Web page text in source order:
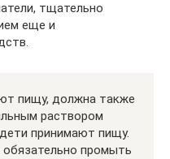
тщательно
еще и
пищу, должна также
раствором
принимают пищу.
промыть